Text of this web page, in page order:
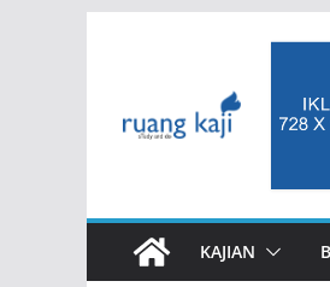
KAJIAN